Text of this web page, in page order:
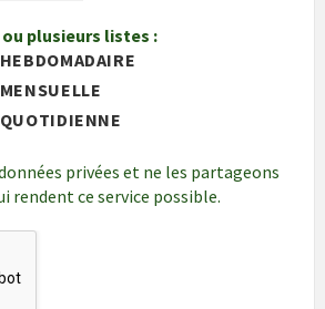
plusieurs listes :
privées et ne les partageons
rendent ce service possible.